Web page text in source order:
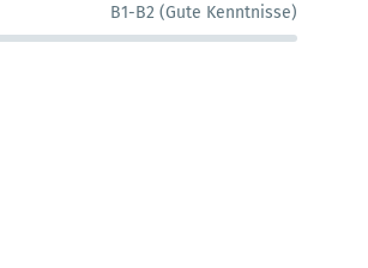
B1-B2 (Gute Kenntnisse)